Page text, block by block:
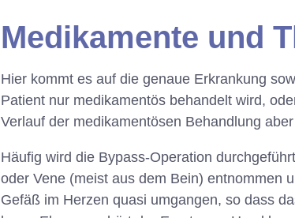
Medikamente und
Hier kommt es auf die genaue Erkrankung
Patient nur medikamentös behandelt wird,
Verlauf der medikamentösen Behandlung
Häufig wird die Bypass-Operation
oder Vene (meist aus dem Bein) entnommen
Gefäß im Herzen quasi umgangen, so dass